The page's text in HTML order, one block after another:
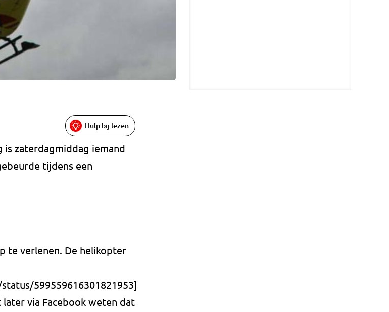
Hulp bij lezen
zaterdagmiddag iemand
tijdens een
te verlenen. De helikopter
599559616301821953]
via Facebook weten dat